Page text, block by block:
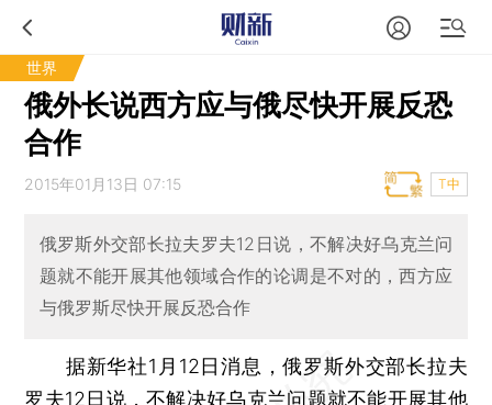
世界
俄外长说西方应与俄尽快开展反恐
合作
2015年01月13日 07:15 T中
俄罗斯外交部长拉夫罗夫12日说，不解决好乌克兰问
题就不能开展其他领域合作的论调是不对的，西方应
与俄罗斯尽快开展反恐合作
据新华社1月12日消息，俄罗斯外交部长拉夫
罗夫12日说，不解决好乌克兰问题就不能开展其他